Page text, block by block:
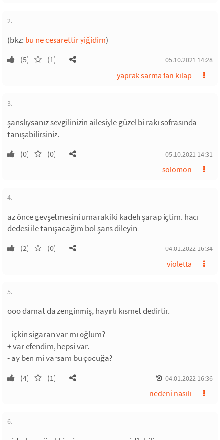
2.
(bkz: bu ne cesarettir yiğidim)
(5) (1) 05.10.2021 14:28
yaprak sarma fan kılap
3.
şanslıysanız sevgilinizin ailesiyle güzel bi rakı sofrasında
tanışabilirsiniz.
(0) (0) 05.10.2021 14:31
solomon
4.
az önce gevşetmesini umarak iki kadeh şarap içtim. hacı
dedesi ile tanışacağım bol şans dileyin.
(2) (0) 04.01.2022 16:34
violetta
5.
ooo damat da zenginmiş, hayırlı kısmet dedirtir.
- içkin sigaran var mı oğlum?
+ var efendim, hepsi var.
- ay ben mi varsam bu çocuğa?
(4) (1) 04.01.2022 16:36
nedeni nasılı
6.